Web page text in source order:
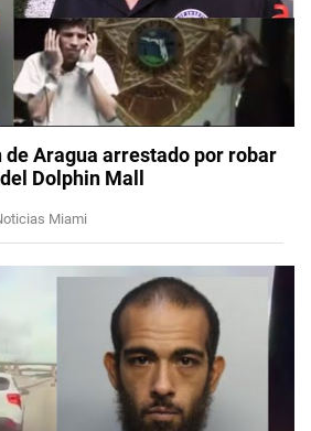
de Aragua arrestado por robar
Dolphin Mall
Miami